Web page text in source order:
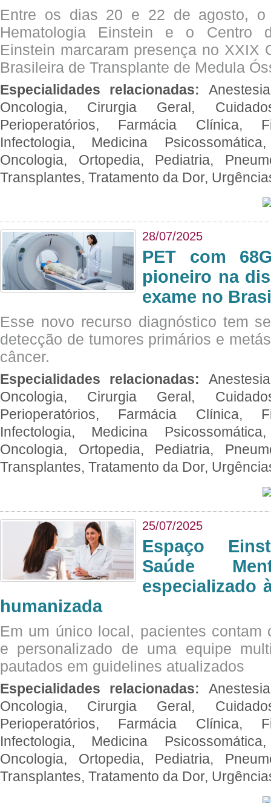
Entre os dias 20 e 22 de agosto, o
Hematologia Einstein e o Centro
Einstein marcaram presença no XXIX
Brasileira de Transplante de Medula
Especialidades relacionadas:
Oncologia, Cirurgia Geral,
Perioperatórios, Farmácia Clínica,
Infectologia, Medicina
Oncologia, Ortopedia, Pediatria,
Transplantes, Tratamento da Dor,
28/07/2025
PET com
pioneiro na
exame no
Esse novo recurso diagnóstico tem
detecção de tumores primários e
câncer.
Especialidades relacionadas:
Oncologia, Cirurgia Geral,
Perioperatórios, Farmácia Clínica,
Infectologia, Medicina
Oncologia, Ortopedia, Pediatria,
Transplantes, Tratamento da Dor,
25/07/2025
Espaço
Saúde
especializado
humanizada
Em um único local, pacientes contam
e personalizado de uma equipe
pautados em guidelines atualizados
Especialidades relacionadas:
Oncologia, Cirurgia Geral,
Perioperatórios, Farmácia Clínica,
Infectologia, Medicina
Oncologia, Ortopedia, Pediatria,
Transplantes, Tratamento da Dor,